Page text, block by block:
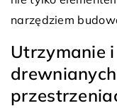
narzędziem
Utrzymanie